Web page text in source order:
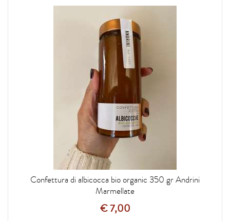
Confettura di albicocca bio organic 350 gr Andrini
Marmellate
€ 7,00